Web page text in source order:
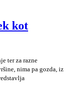
kot
ter za razne
nima pa gozda, iz